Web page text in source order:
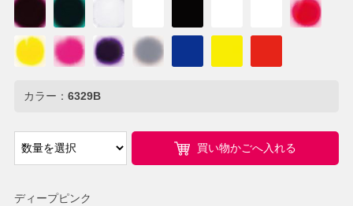
ディープピンク
カラー： 6329B
買い物かごへ入れる